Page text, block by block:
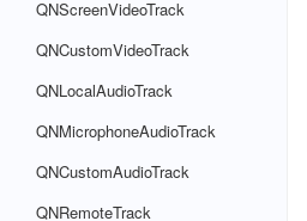
QNScreenVideoTrack
QNCustomVideoTrack
QNLocalAudioTrack
QNMicrophoneAudioTrack
QNCustomAudioTrack
QNRemoteTrack